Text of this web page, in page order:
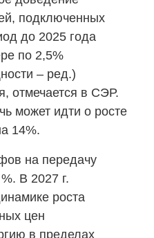
подключенных
до 2025 года
по 2,5%
– ред.)
отмечается в СЭР.
может идти о росте
14%.
на передачу
В 2027 г.
роста
цен
в пределах